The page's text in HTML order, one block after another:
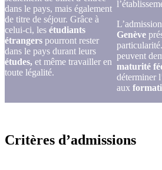
dans le pays, mais également
de titre de séjour. Grâce à
celui-ci, les étudiants
étrangers pourront rester
dans le pays durant leurs
études, et même travailler en
toute légalité.
Genève
peuvent
maturité
déterminer
aux
Critères d’admissions